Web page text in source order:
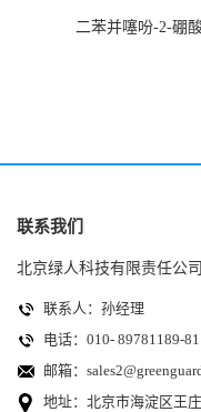
二苯并噻吩-2-硼
联系我们
北京绿人科技有限责任公司
联系人：孙经理
电话：010- 89781189-
邮箱：
地址：北京市海淀区王